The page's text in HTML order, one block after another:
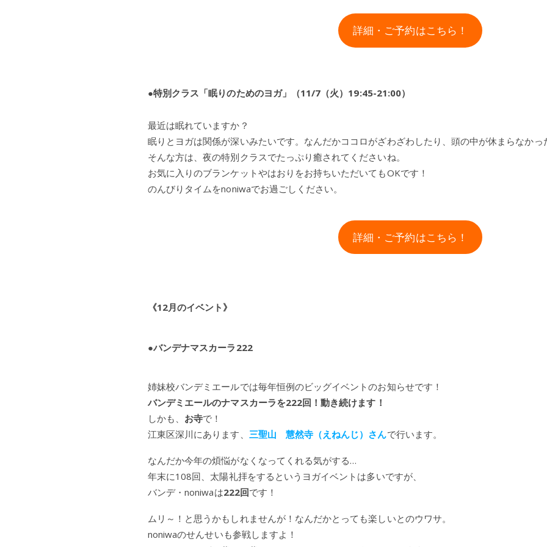
詳細・ご予約はこちら！
●特別クラス「眠りのためのヨガ」（11/7（火）19:45-21:00）
最近は眠れていますか？
眠りとヨガは関係が深いみたいです。なんだかココロがざわざわしたり、頭の中が休まらなかっ
そんな方は、夜の特別クラスでたっぷり癒されてくださいね。
お気に入りのブランケットやはおりをお持ちいただいてもOKです！
のんびりタイムをnoniwaでお過ごしください。
詳細・ご予約はこちら！
《12月のイベント》
●バンデナマスカーラ222
姉妹校バンデミエールでは毎年恒例のビッグイベントのお知らせです！
バンデミエールのナマスカーラを222回！動き続けます！
しかも、 お寺で！
江東区深川にあります、 三聖山 慧然寺（えねんじ）さんで行います。
なんだか今年の煩悩がなくなってくれる気がする…
年末に108回、太陽礼拝をするというヨガイベントは多いですが、
バンデ・noniwaは222回です！
ムリ～！と思うかもしれませんが！なんだかとっても楽しいとのウワサ。
noniwaのせんせいも参戦しますよ！